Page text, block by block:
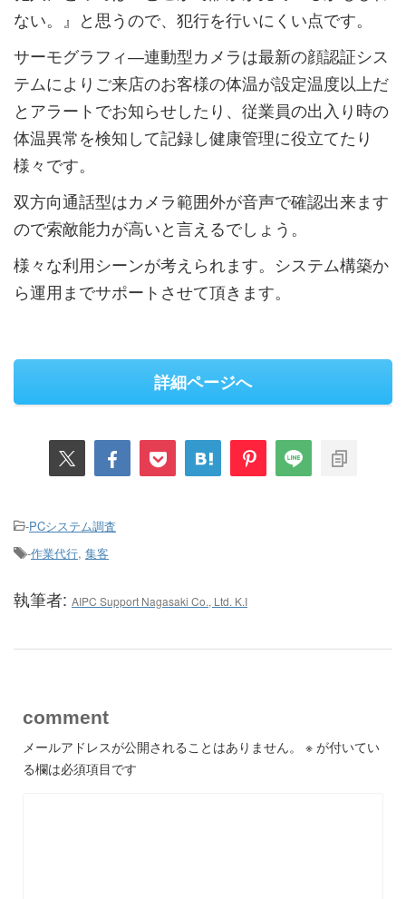
ない。』と思うので、犯行を行いにくい点です。
サーモグラフィ―連動型カメラは最新の顔認証シス
テムによりご来店のお客様の体温が設定温度以上だ
とアラートでお知らせしたり、従業員の出入り時の
体温異常を検知して記録し健康管理に役立てたり
様々です。
双方向通話型はカメラ範囲外が音声で確認出来ます
ので索敵能力が高いと言えるでしょう。
様々な利用シーンが考えられます。システム構築か
ら運用までサポートさせて頂きます。
詳細ページへ
-PCシステム調査
-作業代行, 集客
執筆者: AIPC Support Nagasaki Co., Ltd. K.I
comment
メールアドレスが公開されることはありません。 ※ が付いてい
る欄は必須項目です